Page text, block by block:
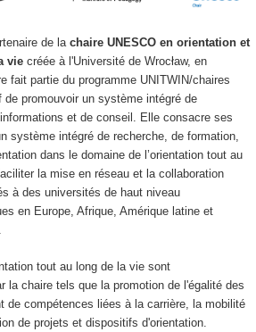
de la chaire UNESCO en orientation et
viecréée à l'Université de Wrocław, en
fait partie du programme UNITWIN/chaires
promouvoir un système intégré de
et de conseil. Elle consacre ses
système intégré de recherche, de formation,
dans le domaine de l’orientation tout au
la mise en réseau et la collaboration
à des universités de haut niveau
en Europe, Afrique, Amérique latine et
tout au long de la vie sont
la chaire tels que la promotion de l'égalité des
de compétences liées à la carrière, la mobilité
de projets et dispositifs d'orientation.